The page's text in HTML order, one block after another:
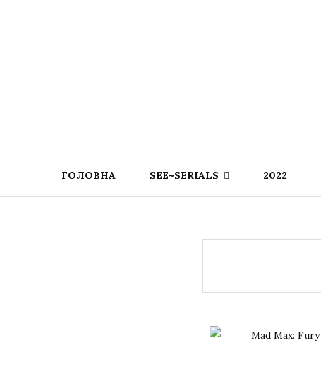
ГОЛОВНА SEE~SERIALS 2022